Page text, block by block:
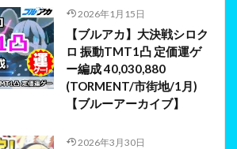
2026年1月15日
【ブルアカ】大決戦シロク
ロ 振動TMT1凸 定価運ゲ
ー編成 40,030,880
(TORMENT/市街地/1月)
【ブルーアーカイブ】
2026年3月30日